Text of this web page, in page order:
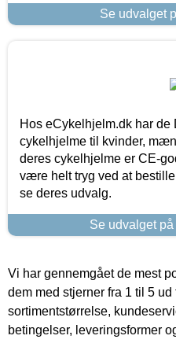
Se udvalget
Hos eCykelhjelm.dk har de
cykelhjelme til kvinder,
deres cykelhjelme er CE-
være helt tryg ved at
se deres udvalg.
Se udvalget
Vi har gennemgået de mest
dem med stjerner fra 1 til 5
sortimentstørrelse,
betingelser, leveringsformer